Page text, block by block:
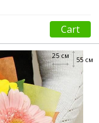
Cart
55 см
25 см